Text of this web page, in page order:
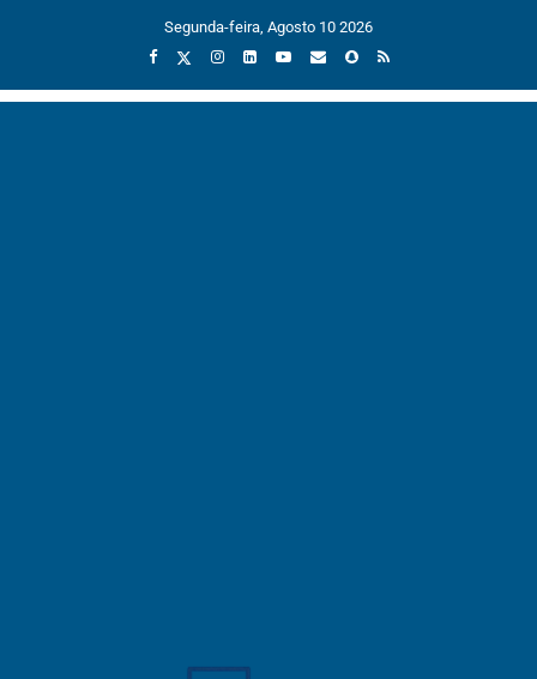
Segunda-feira, Agosto 10 2026